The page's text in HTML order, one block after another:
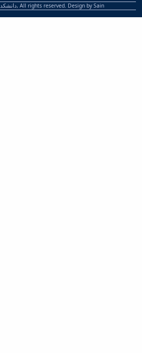
دانشکده فنی و مهندسی, All rights reserved. Design bySain